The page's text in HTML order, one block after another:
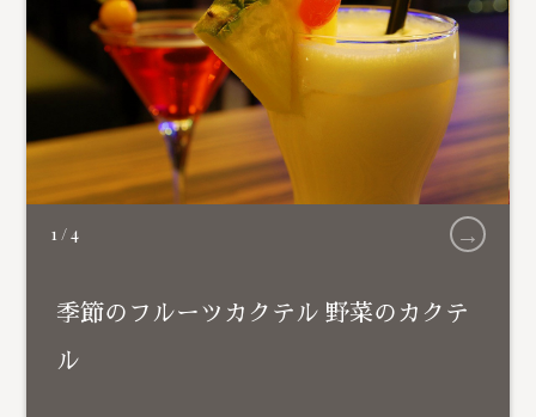
1 /4 →
季節のフルーツカクテル 野菜のカクテ
ル